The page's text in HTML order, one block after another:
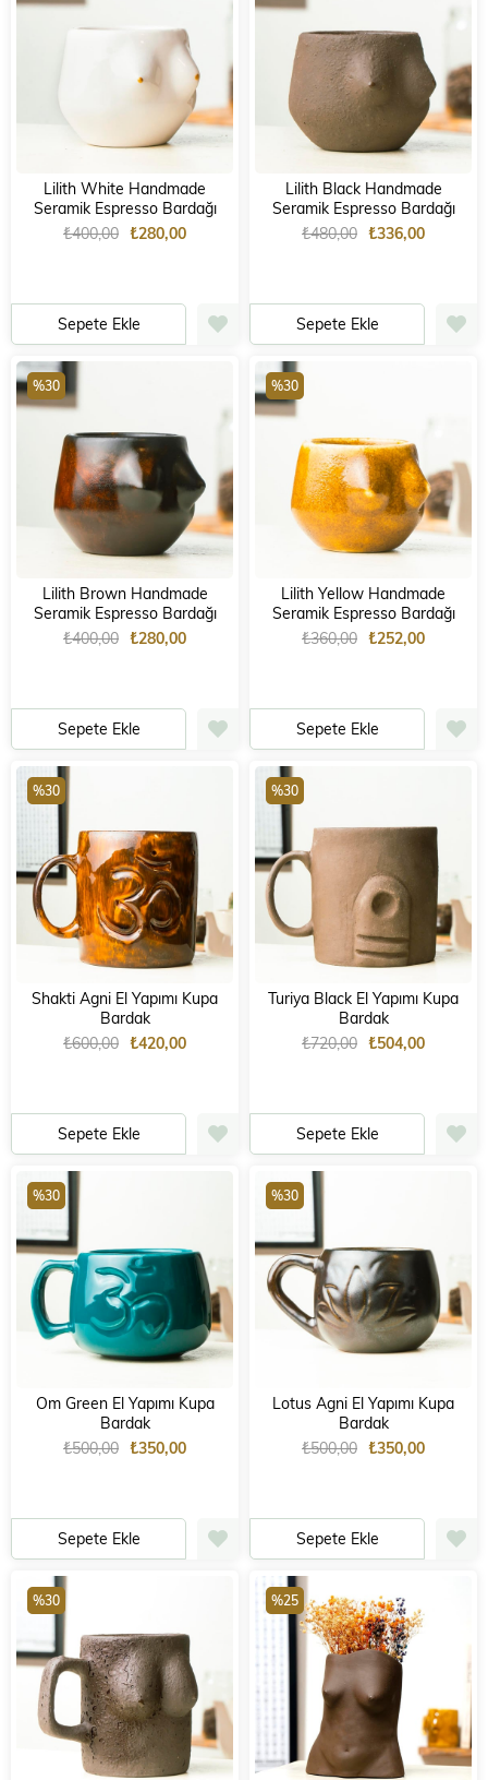
Lilith White Handmade
Seramik Espresso Bardağı
₺280,00
₺400,00
Sepete Ekle
Lilith Black Handmade
Seramik Espresso Bardağı
₺336,00
₺480,00
Sepete Ekle
Lilith Brown Handmade
Seramik Espresso Bardağı
₺280,00
₺400,00
Sepete Ekle
%30
Lilith Yellow Handmade
Seramik Espresso Bardağı
₺252,00
₺360,00
Sepete Ekle
%30
Shakti Agni El Yapımı Kupa
Bardak
₺420,00
₺600,00
Sepete Ekle
%30
Turiya Black El Yapımı Kupa
Bardak
₺504,00
₺720,00
Sepete Ekle
%30
Om Green El Yapımı Kupa
Bardak
₺350,00
₺500,00
Sepete Ekle
%30
Lotus Agni El Yapımı Kupa
Bardak
₺350,00
₺500,00
Sepete Ekle
%30
%30 %25